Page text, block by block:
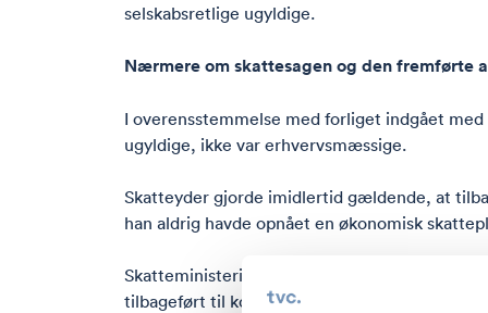
selskabsretlige ugyldige.
Nærmere om skattesagen og den fremførte
I overensstemmelse med forliget indgået
ugyldige, ikke var erhvervsmæssige.
Skatteyder gjorde imidlertid gældende, at
han aldrig havde opnået en økonomisk
Skatteministeriet gjorde heroverfor
tilbageført til konkursboet.